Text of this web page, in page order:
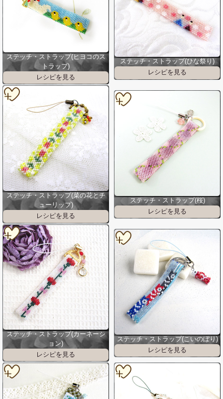
ステッチ・ストラップ(ヒヨコのス
トラップ)
ステッチ・ストラップ(ひな祭り)
ステッチ・ストラップ(菜の花とチ
ューリップ)
ステッチ・ストラップ(桜)
ステッチ・ストラップ(カーネーシ
ョン)
ステッチ・ストラップ(こいのぼり)